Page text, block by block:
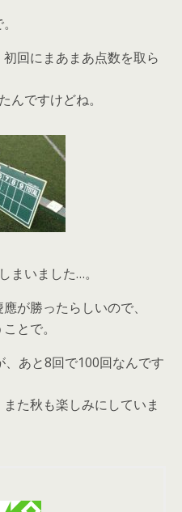
回にまあまあ点数を取ら
んですけどね。
まいました…。
が勝ったらしいので、
とで。
あと8回で100回なんです
た秋も楽しみにしていま